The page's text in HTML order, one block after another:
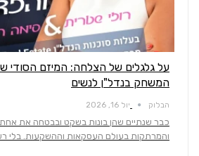
על גלגלים של הצלחה: המיזם הסודי
המשחק בנדל"ן לנשים
הבלוק יול 16, 2026
כבר שנתיים שהן בונות בשקט ובבטחה את
והמרתקות בעולם העסקאות וההשקעות. בלי